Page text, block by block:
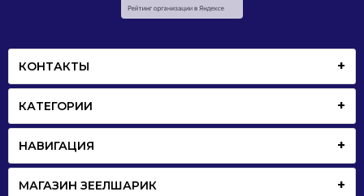
КОНТАКТЫ
КАТЕГОРИИ
НАВИГАЦИЯ
МАГАЗИН ЗЕЕЛШАРИК